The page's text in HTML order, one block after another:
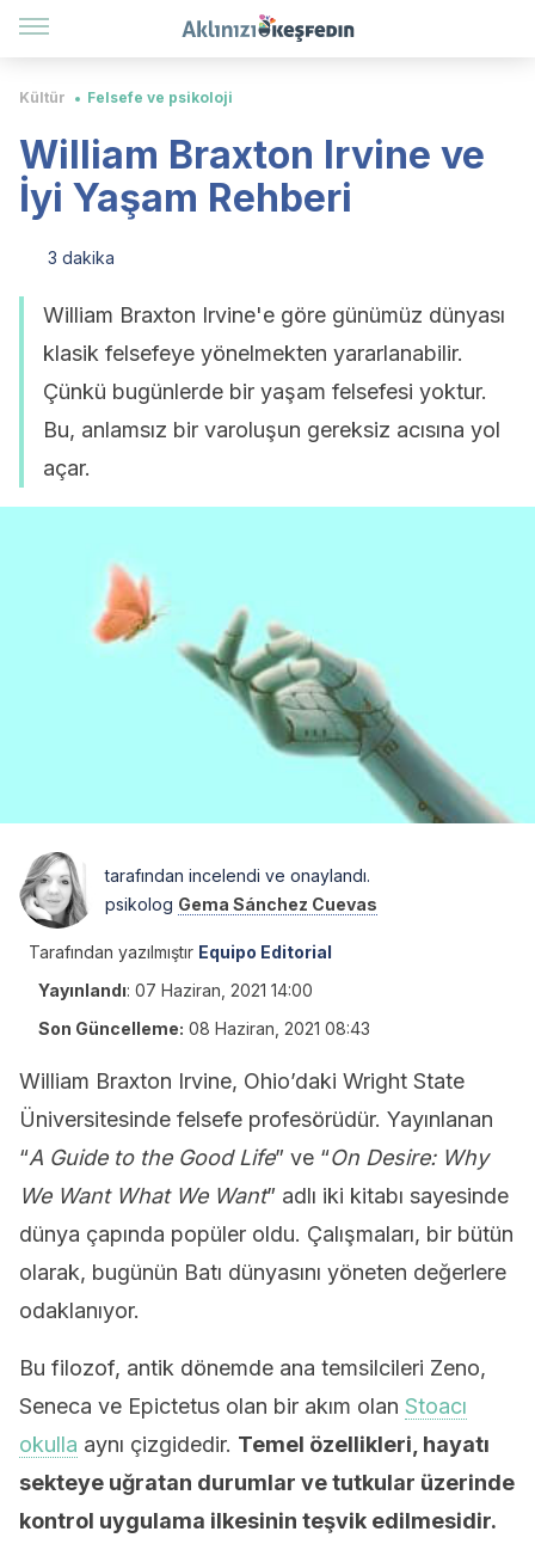
Kültür Felsefe ve psikoloji
William Braxton Irvine ve
İyi Yaşam Rehberi
3 dakika
William Braxton Irvine'e göre günümüz dünyası
klasik felsefeye yönelmekten yararlanabilir.
Çünkü bugünlerde bir yaşam felsefesi yoktur.
Bu, anlamsız bir varoluşun gereksiz acısına yol
açar.
tarafından incelendi ve onaylandı.
psikolog Gema Sánchez Cuevas
Tarafından yazılmıştır Equipo Editorial
Yayınlandı: 07 Haziran, 2021 14:00
Son Güncelleme: 08 Haziran, 2021 08:43
William Braxton Irvine, Ohio’daki Wright State
Üniversitesinde felsefe profesörüdür. Yayınlanan
“A Guide to the Good Life” ve “On Desire: Why
We Want What We Want” adlı iki kitabı sayesinde
dünya çapında popüler oldu. Çalışmaları, bir bütün
olarak, bugünün Batı dünyasını yöneten değerlere
odaklanıyor.
Bu filozof, antik dönemde ana temsilcileri Zeno,
Seneca ve Epictetus olan bir akım olan Stoacı
okulla aynı çizgidedir. Temel özellikleri, hayatı
sekteye uğratan durumlar ve tutkular üzerinde
kontrol uygulama ilkesinin teşvik edilmesidir.